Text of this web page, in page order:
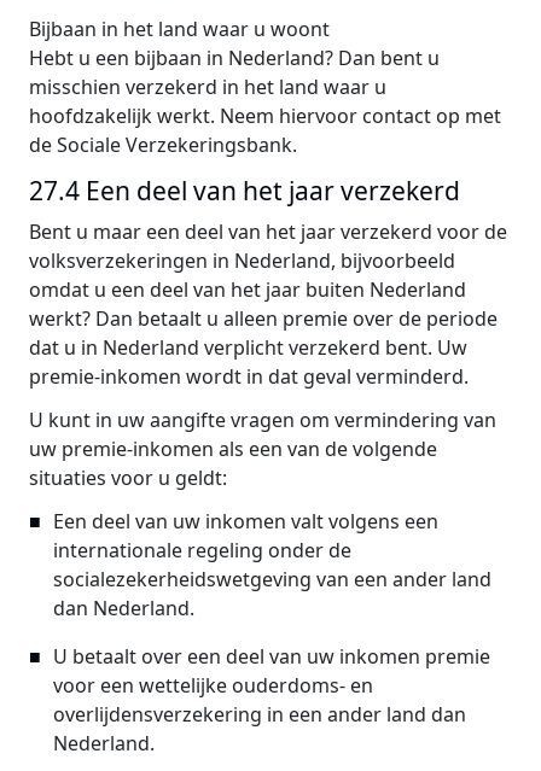
Bijbaan in het land waar u woont
Hebt u een bijbaan in Nederland? Dan bent u
misschien verzekerd in het land waar u
hoofdzakelijk werkt. Neem hiervoor contact op met
de Sociale Verzekeringsbank.
27.4 Een deel van het jaar verzekerd
Bent u maar een deel van het jaar verzekerd voor de
volksverzekeringen in Nederland, bijvoorbeeld
omdat u een deel van het jaar buiten Nederland
werkt? Dan betaalt u alleen premie over de periode
dat u in Nederland verplicht verzekerd bent. Uw
premie-inkomen wordt in dat geval verminderd.
U kunt in uw aangifte vragen om vermindering van
uw premie-inkomen als een van de volgende
situaties voor u geldt:
Een deel van uw inkomen valt volgens een
internationale regeling onder de
socialezekerheidswetgeving van een ander land
dan Nederland.
U betaalt over een deel van uw inkomen premie
voor een wettelijke ouderdoms- en
overlijdensverzekering in een ander land dan
Nederland.